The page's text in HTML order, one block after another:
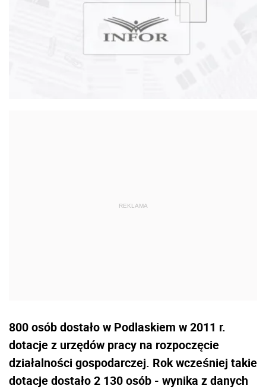
800 osób dostało w Podlaskiem w 2011 r.
dotacje z urzędów pracy na rozpoczęcie
działalności gospodarczej. Rok wcześniej takie
dotacje dostało 2 130 osób - wynika z danych